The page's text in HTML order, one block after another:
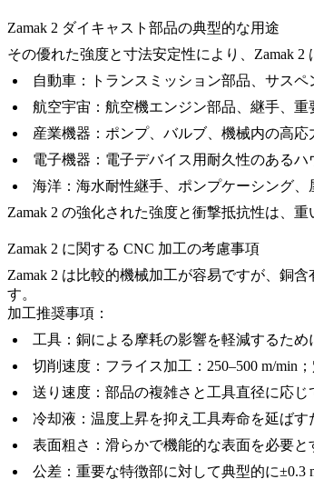
Zamak 2 ダイキャスト部品の典型的な用途
その優れた強度と寸法安定性により、Zamak
自動車：
トランスミッション部品、サス
航空宇宙： 航空機エンジン部品、継手、
産業機器： ポンプ、バルブ、機械内の高応
電子機器： 電子デバイス用耐久性のある
海洋： 海水耐性継手、ポンプケーシング、
Zamak 2 の強化された強度と衝撃抵抗性は、
Zamak 2 に関する CNC 加工の考慮事項
Zamak 2 は比較的機械加工が容易ですが、銅
す。
加工推奨事項：
工具： 銅による摩耗の影響を軽減するた
切削速度： フライス加工：250–500 m/min
送り速度： 部品の複雑さと工具直径に応じ
冷却液： 温度上昇を抑え工具寿命を延ば
表面粗さ： 滑らかで機能的な表面を必要と
公差： 重要な特徴部に対して典型的に±0.3